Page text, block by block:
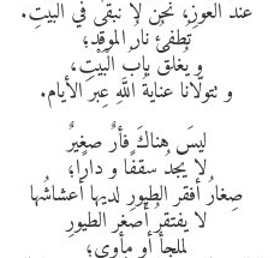
عندَ العَوزِ، نَحْنُ لا نبقى في الْبَيْتِ.
تُطفئُ نارُ الموقد؛
و يُغلقُ بابُ الْبَيْتِ،
و تتولّانا عنايةُ اللَّهِ عِبرَ الأيام.
ليسَ هناكَ فأرٌ صغيرٌ
لا يجدُ سقفًا و دارًا؛
صِغارُ أفقر الطيورِ لديها أعشاشُها
لا يفتقرُ أصغر الطيورِ
لملجأٍ أو مأوى؛